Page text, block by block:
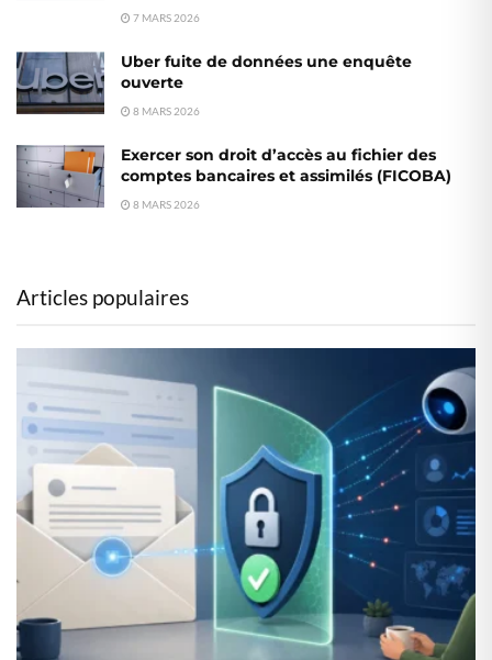
7 MARS 2026
Uber fuite de données une enquête
ouverte
8 MARS 2026
Exercer son droit d’accès au fichier des
comptes bancaires et assimilés (FICOBA)
8 MARS 2026
Articles populaires